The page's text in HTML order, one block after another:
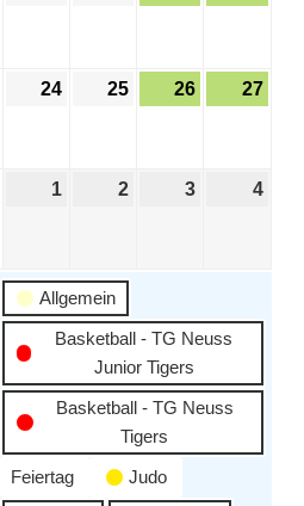
24 25 26 27
1 2 3 4
Allgemein
Basketball - TG Neuss
Junior Tigers
Basketball - TG Neuss
Tigers
Feiertag
Judo